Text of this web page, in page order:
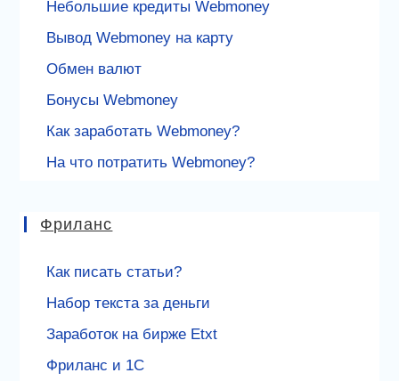
Небольшие кредиты Webmoney
Вывод Webmoney на карту
Обмен валют
Бонусы Webmoney
Как заработать Webmoney?
На что потратить Webmoney?
Фриланс
Как писать статьи?
Набор текста за деньги
Заработок на бирже Etxt
Фриланс и 1С